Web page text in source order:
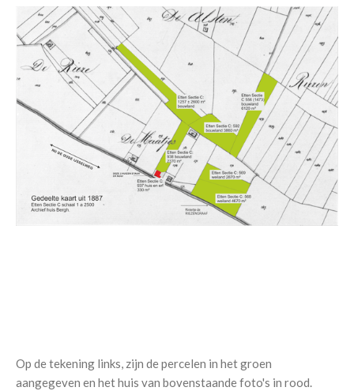
Op de tekening links, zijn de percelen in het groen
aangegeven en het huis van bovenstaande foto's in rood.